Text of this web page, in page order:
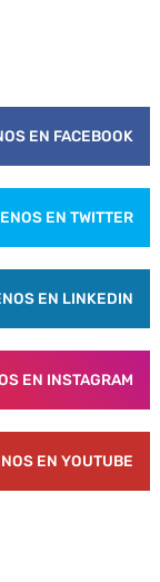
EN FACEBOOK
EN TWITTER
EN LINKEDIN
EN INSTAGRAM
EN YOUTUBE